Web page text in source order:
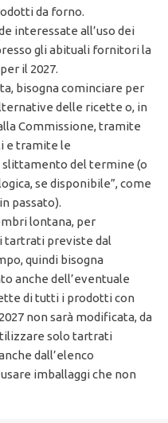
da forno.
interessate all’uso dei
gli abituali fornitori la
il 2027.
bisogna cominciare per
delle ricette o, in
Commissione, tramite
e tramite le
slittamento del termine (o
se disponibile”, come
passato).
lontana, per
tartrati previste dal
quindi bisogna
anche dell’eventuale
di tutti i prodotti con
non sarà modificata, da
solo tartrati
dall’elenco
imballaggi che non